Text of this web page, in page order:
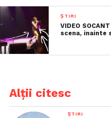
ȘTIRI
VIDEO
scena, inainte
Alții citesc
ȘTIRI